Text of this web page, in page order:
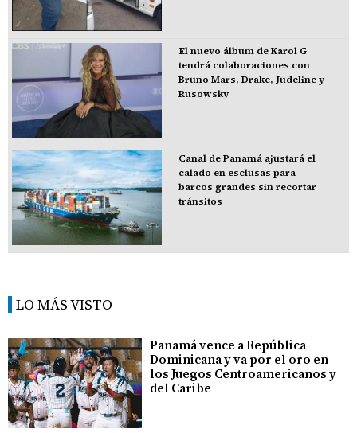
El nuevo álbum de Karol G
tendrá colaboraciones con
Bruno Mars, Drake, Judeline y
Rusowsky
Canal de Panamá ajustará el
calado en esclusas para
barcos grandes sin recortar
tránsitos
LO MÁS VISTO
Panamá vence a República
Dominicana y va por el oro en
los Juegos Centroamericanos y
del Caribe